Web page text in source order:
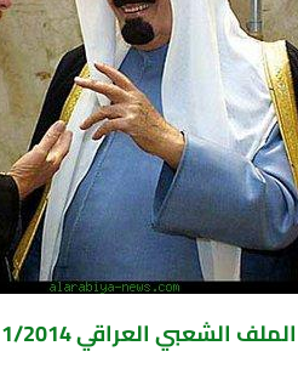
العراقي 17/11/2014